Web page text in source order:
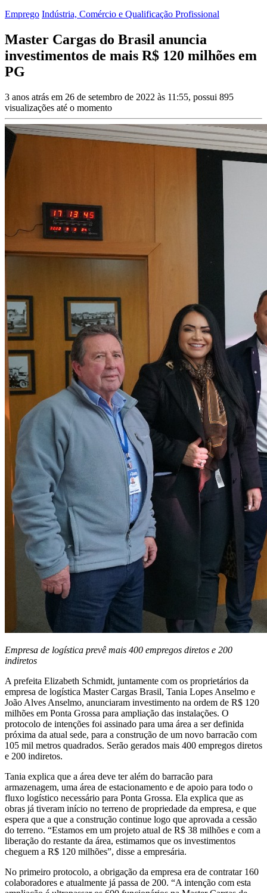
Emprego Indústria, Comércio e Qualificação Profissional
Master Cargas do Brasil anuncia
investimentos de mais R$ 120 milhões em
PG
3 anos atrás em 26 de setembro de 2022 às 11:55, possui 895
visualizações até o momento
Empresa de logística prevê mais 400 empregos diretos e 200
indiretos
A prefeita Elizabeth Schmidt, juntamente com os proprietários da
empresa de logística Master Cargas Brasil, Tania Lopes Anselmo e
João Alves Anselmo, anunciaram investimento na ordem de R$ 120
milhões em Ponta Grossa para ampliação das instalações. O
protocolo de intenções foi assinado para uma área a ser definida
próxima da atual sede, para a construção de um novo barracão com
105 mil metros quadrados. Serão gerados mais 400 empregos diretos
e 200 indiretos.
Tania explica que a área deve ter além do barracão para
armazenagem, uma área de estacionamento e de apoio para todo o
fluxo logístico necessário para Ponta Grossa. Ela explica que as
obras já tiveram início no terreno de propriedade da empresa, e que
espera que a que a construção continue logo que aprovada a cessão
do terreno. “Estamos em um projeto atual de R$ 38 milhões e com a
liberação do restante da área, estimamos que os investimentos
cheguem a R$ 120 milhões”, disse a empresária.
No primeiro protocolo, a obrigação da empresa era de contratar 160
colaboradores e atualmente já passa de 200. “A intenção com esta